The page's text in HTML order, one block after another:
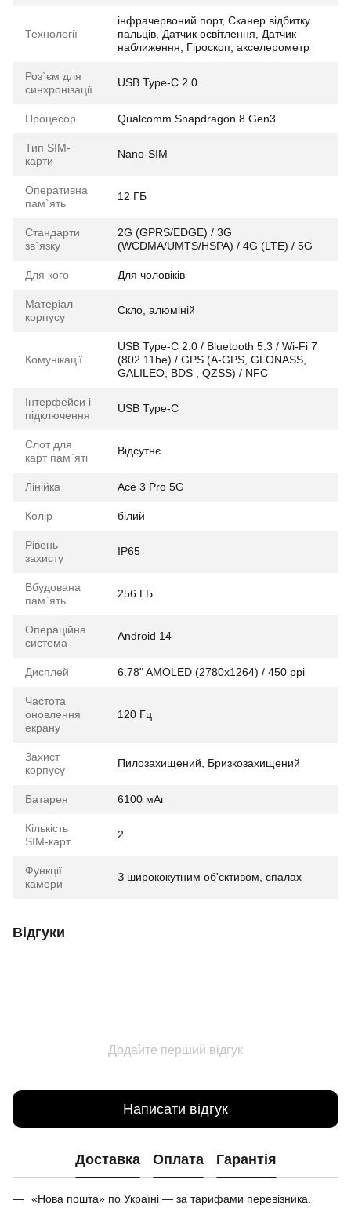
Технології
інфрачервоний порт, Сканер відбитку
пальців, Датчик освітлення, Датчик
наближення, Гіроскоп, акселерометр
Роз`єм для
синхронізації
USB Type-C 2.0
Процесор Qualcomm Snapdragon 8 Gen3
Тип SIM-
карти
Nano-SIM
Оперативна
пам`ять
12 ГБ
Стандарти
зв`язку
2G (GPRS/EDGE) / 3G
(WCDMA/UMTS/HSPA) / 4G (LTE) / 5G
Для кого Для чоловіків
Матеріал
корпусу
Скло, алюміній
Комунікації
USB Type-C 2.0 / Bluetooth 5.3 / Wi-Fi 7
(802.11be) / GPS (A-GPS, GLONASS,
GALILEO, BDS , QZSS) / NFC
Інтерфейси і
підключення
USB Type-C
Слот для
карт пам`яті
Відсутнє
Лінійка Ace 3 Pro 5G
Колір білий
Рівень
захисту
IP65
Вбудована
пам`ять
256 ГБ
Операційна
система
Android 14
Дисплей 6.78" AMOLED (2780x1264) / 450 ppi
Частота
оновлення
екрану
120 Гц
Захист
корпусу
Пилозахищений, Бризкозахищений
Батарея 6100 мАг
Кількість
SIM-карт
2
Функції
камери
З ширококутним об'єктивом, спалах
Відгуки
Додайте перший відгук
Написати відгук
Доставка Оплата Гарантія
«Нова пошта» по Україні — за тарифами перевізника.